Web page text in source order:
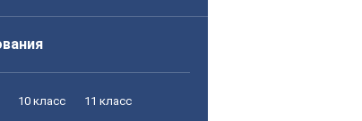
10 класс 11 класс